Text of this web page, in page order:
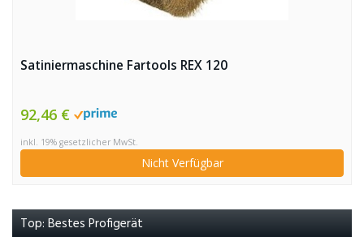
Satiniermaschine Fartools REX 120
92,46 €
inkl. 19% gesetzlicher MwSt.
Nicht Verfügbar
Top: Bestes Profigerät